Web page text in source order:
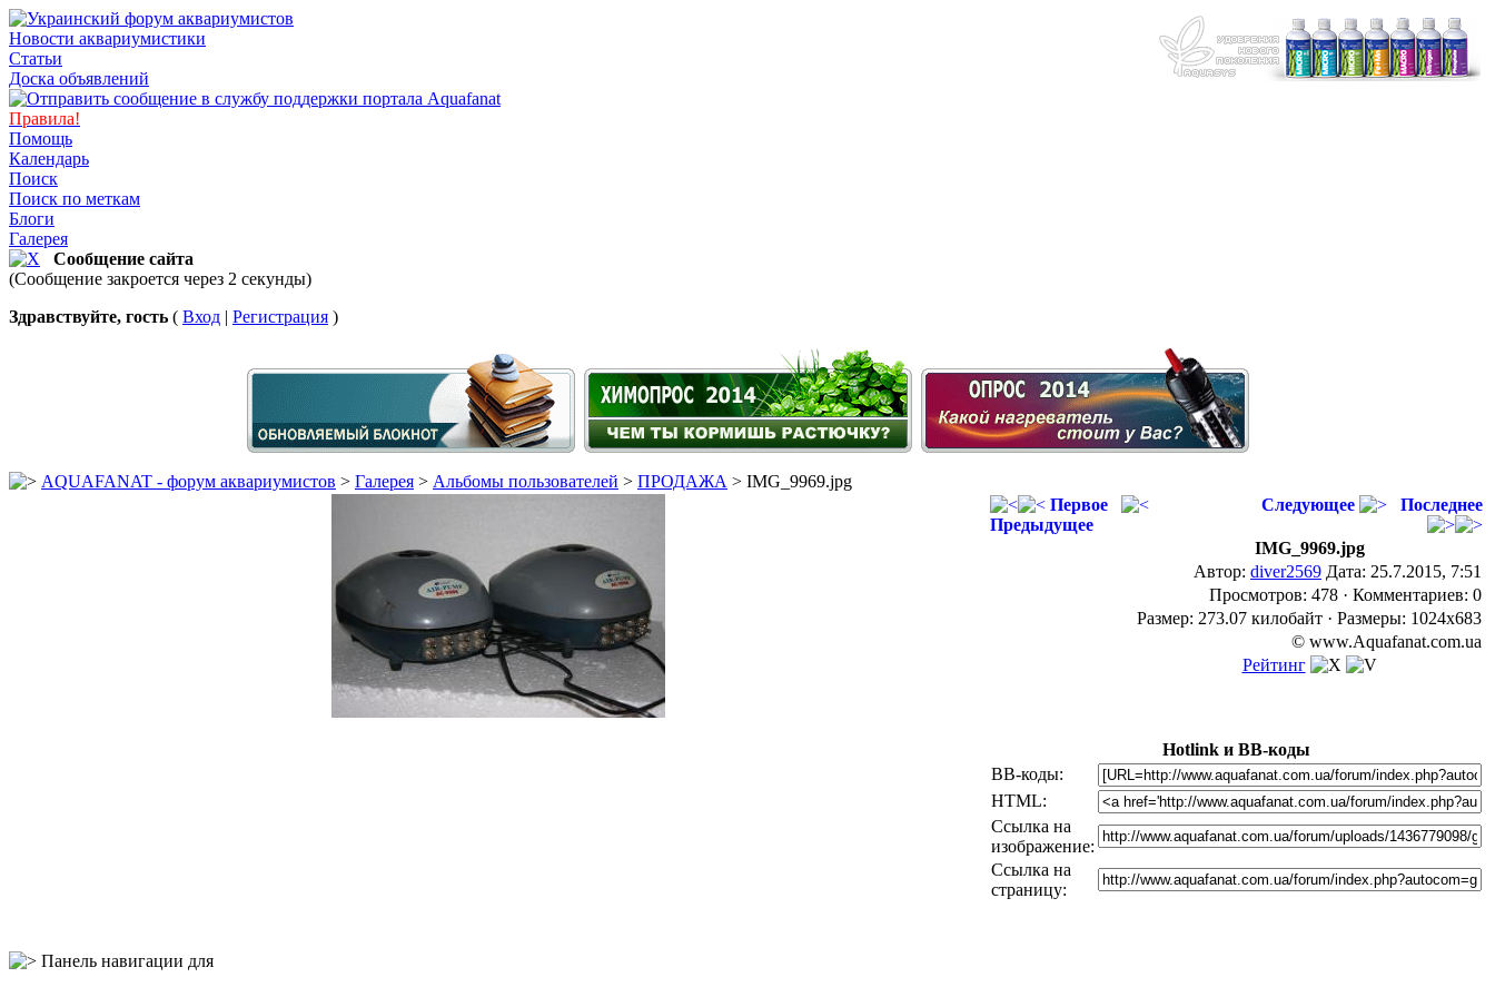
Новости аквариумистики
Статьи
Доска объявлений
Правила!
Помощь
Календарь
Поиск
Поиск по меткам
Блоги
Галерея
Сообщение сайта
(Сообщение закроется через 2 секунды)
Здравствуйте, гость ( Вход | Регистрация )
AQUAFANAT - форум аквариумистов > Галерея > Альбомы пользователей > ПРОДАЖА > IMG_9969.jpg
Первое
Предыдущее
Следующее Последнее
IMG_9969.jpg
Автор: diver2569 Дата: 25.7.2015, 7:51
Просмотров: 478 · Комментариев: 0
Размер: 273.07 килобайт · Размеры: 1024x683
© www.Aquafanat.com.ua
Рейтинг
Hotlink и BB-коды
BB-коды:
HTML:
Ссылка на
изображение:
Ссылка на
страницу:
Панель навигации для